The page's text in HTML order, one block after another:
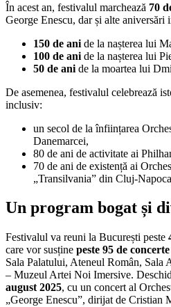
În acest an, festivalul marchează 70
George Enescu, dar și alte aniversări
150 de ani de la nașterea lui
100 de ani de la nașterea lui
50 de ani de la moartea lui
De asemenea, festivalul celebrează
inclusiv:
un secol de la înființarea
Danemarcei,
80 de ani de activitate ai
70 de ani de existență ai
„Transilvania” din Cluj-
Un program bogat și
Festivalul va reuni la București peste
care vor susține peste 95 de concerte
Sala Palatului, Ateneul Român,
– Muzeul Artei Noi Imersive.
august 2025, cu un concert al
„George Enescu”, dirijat de Cristian